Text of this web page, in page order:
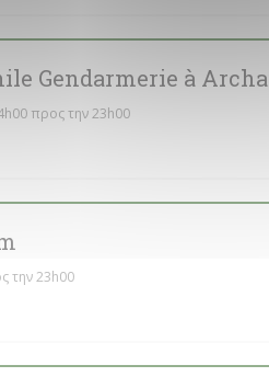
προς την 23h00
Gendarmerie à
την 23h00